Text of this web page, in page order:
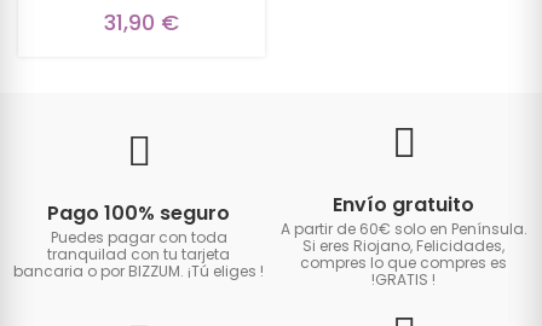
31,90 €
Pago 100% seguro
Puedes pagar con toda
tranquilad con tu tarjeta
bancaria o por BIZZUM. ¡Tú eliges !
Envío gratuito
A partir de 60€ solo en Península.
Si eres Riojano, Felicidades,
compres lo que compres es
!GRATIS !